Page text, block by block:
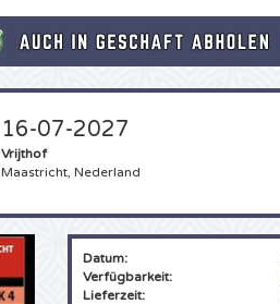
16-07-2027
Vrijthof
Maastricht, Nederland
Datum:
Verfügbarkeit:
Lieferzeit: